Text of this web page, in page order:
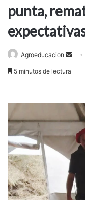
punta,
Agroeducacion
5 minutos de lectura